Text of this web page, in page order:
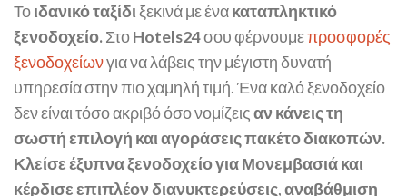
Τοιδανικό ταξίδιξεκινά με ένακαταπληκτικό
ξενοδοχείο.ΣτοHotels24σου φέρνουμεπροσφορές
ξενοδοχείωνγια να λάβεις την μέγιστη δυνατή
υπηρεσία στην πιο χαμηλή τιμή. Ένα καλό ξενοδοχείο
δεν είναι τόσο ακριβό όσο νομίζειςαν κάνεις τη
σωστή επιλογή και αγοράσεις πακέτο διακοπών.
Κλείσε έξυπνα ξενοδοχείο για Μονεμβασιά και
κέρδισε επιπλέον διανυκτερεύσεις,αναβάθμιση